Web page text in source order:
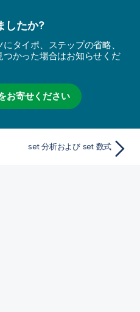
したか?
タイポ、ステップの省略、
かった場合はお知らせくだ
お寄せください
set 分析および set 数式